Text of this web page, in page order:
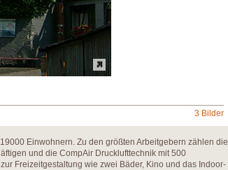
3 Bilder
Einwohnern. Zu den größten Arbeitgebern zählen die
und die CompAir Drucklufttechnik mit 500
Freizeitgestaltung wie zwei Bäder, Kino und das Indoor-